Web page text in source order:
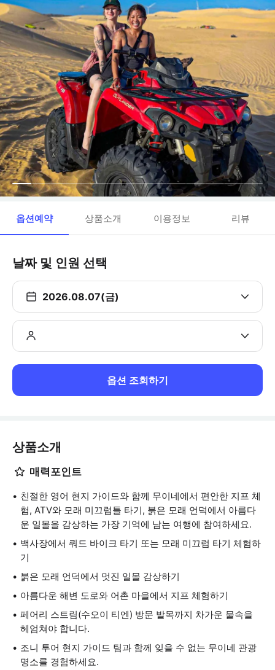
옵션예약 상품소개 이용정보 리뷰
날짜 및 인원 선택
2026.08.07(금)
옵션 조회하기
상품소개
매력포인트
친절한 영어 현지 가이드와 함께 무이네에서 편안한 지프 체
험, ATV와 모래 미끄럼틀 타기, 붉은 모래 언덕에서 아름다
운 일몰을 감상하는 가장 기억에 남는 여행에 참여하세요.
백사장에서 쿼드 바이크 타기 또는 모래 미끄럼 타기 체험하
기
붉은 모래 언덕에서 멋진 일몰 감상하기
아름다운 해변 도로와 어촌 마을에서 지프 체험하기
페어리 스트림(수오이 티엔) 방문 발목까지 차가운 물속을
헤엄쳐야 합니다.
조니 투어 현지 가이드 팀과 함께 잊을 수 없는 무이네 관광
명소를 경험하세요.